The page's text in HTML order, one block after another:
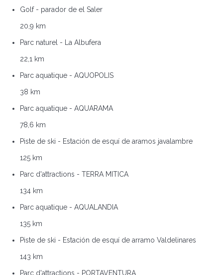
Golf - parador de el Saler
20,9 km
Parc naturel - La Albufera
22,1 km
Parc aquatique - AQUOPOLIS
38 km
Parc aquatique - AQUARAMA
78,6 km
Piste de ski - Estación de esquí de aramos javalambre
125 km
Parc d'attractions - TERRA MITICA
134 km
Parc aquatique - AQUALANDIA
135 km
Piste de ski - Estación de esquí de arramo Valdelinares
143 km
Parc d'attractions - PORTAVENTURA